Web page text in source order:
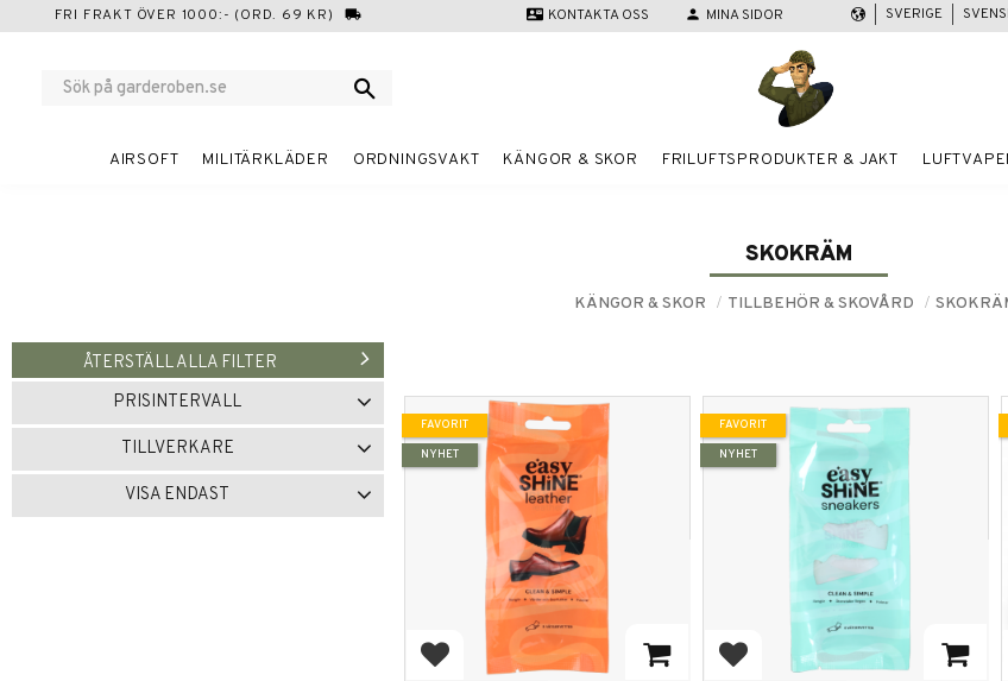
FRI FRAKT ÖVER 1000:- (ORD. 69 KR) local_shipping contact_mail KONTAKTA OSS person MINA SIDOR SVERIGE
AIRSOFT MILITÄRKLÄDER ORDNINGSVAKT KÄNGOR & SKOR FRILUFTSPRODUKTER & JAKT
SKOKRÄM
KÄNGOR & SKOR TILLBEHÖR & SKOVÅRD
ÅTERSTÄLL ALLA FILTER
PRISINTERVALL
59 179
TILLVERKARE
LUNDHAGS
1 MIL-TEC
VISA ENDAST
Lägg till i favoriter
FAVORIT
NYHET
Lägg till i favoriter
FAVORIT
NYHET